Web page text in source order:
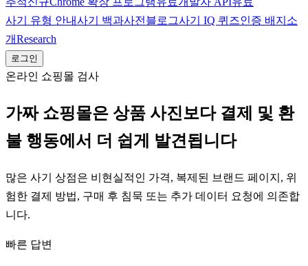
사기 유형 안내사기 백과사전 블로그사기 IQ 퀴즈인증 배지 소
개Research
로그인
온라인 쇼핑몰 검사
가짜 쇼핑몰은 상품 사진보다 결제 및 환
불 행동에서 더 쉽게 발견됩니다
많은 사기 상점은 비현실적인 가격, 복제된 브랜드 페이지, 위
험한 결제 방법, 구매 후 침묵 또는 추가 데이터 요청에 의존합
니다.
빠른 답변